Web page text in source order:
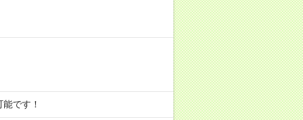
です！